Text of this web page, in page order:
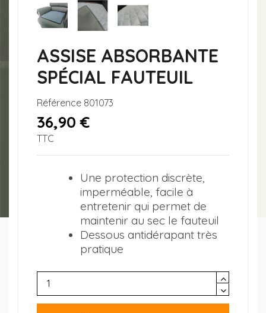
ASSISE ABSORBANTE
SPÉCIAL FAUTEUIL
Référence 801073
36,90 €
TTC
Une protection discrète,
imperméable, facile à
entretenir qui permet de
maintenir au sec le fauteuil
Dessous antidérapant très
pratique